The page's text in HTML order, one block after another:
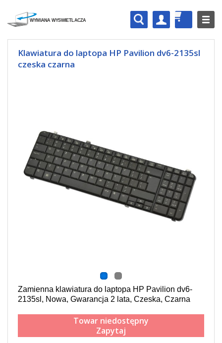
Klawiatura do laptopa HP Pavilion dv6-2135sl
czeska czarna
Zamienna klawiatura do laptopa HP Pavilion dv6-
2135sl, Nowa, Gwarancja 2 lata, Czeska, Czarna
Towar niedostępny
Zapytaj